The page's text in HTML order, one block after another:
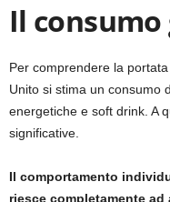
Il
Per comprendere la
Unito si stima un consumo
energetiche e soft drink. A
significative.
Il comportamento
riesce completamente ad